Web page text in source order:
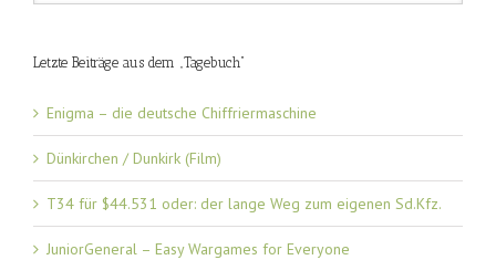
Letzte Beiträge aus dem „Tagebuch“
Enigma – die deutsche Chiffriermaschine
Dünkirchen / Dunkirk (Film)
T34 für $44.531 oder: der lange Weg zum eigenen Sd.Kfz.
JuniorGeneral – Easy Wargames for Everyone